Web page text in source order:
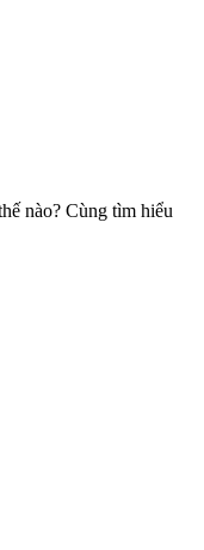
nào? Cùng tìm hiểu